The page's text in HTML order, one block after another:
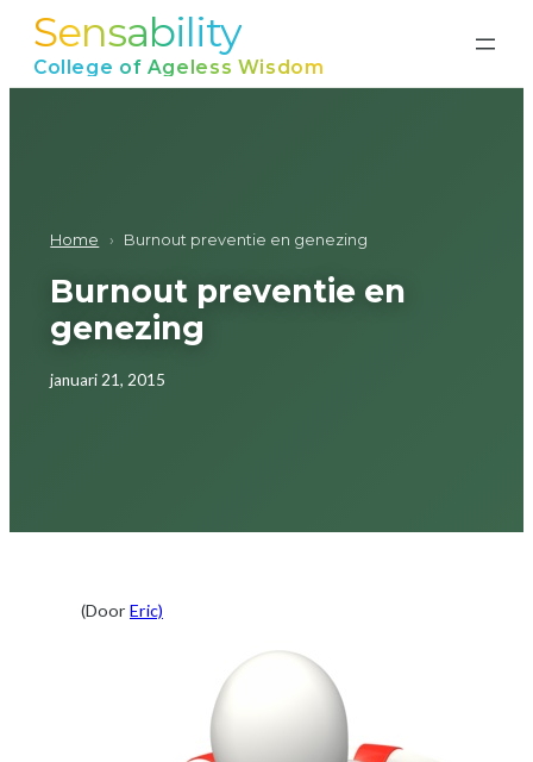
naarSensability
College of Ageless Wisdom
Home › Burnout preventie en genezing
Burnout preventie en
genezing
januari 21, 2015
(Door Eric)